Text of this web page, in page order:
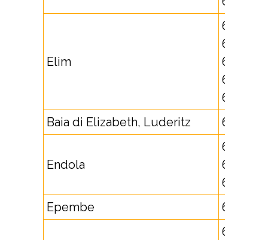
Elim
651708,
651709,
652565,
652566,
652567
Baia di Elizabeth, Luderitz
632389
Endola
651710,
652688,
652689
Epembe
652888
625672,